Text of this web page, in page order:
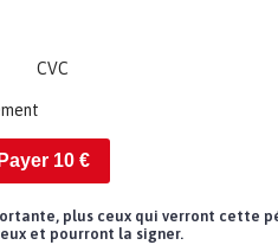
CVC
10€
plus ceux qui verront cette
et pourront la signer.